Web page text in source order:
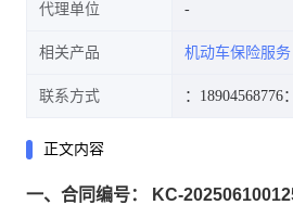
代理单位
相关产品 机动车保险服务
联系方式 ：18904568776
正文内容
一、合同编号： KC-